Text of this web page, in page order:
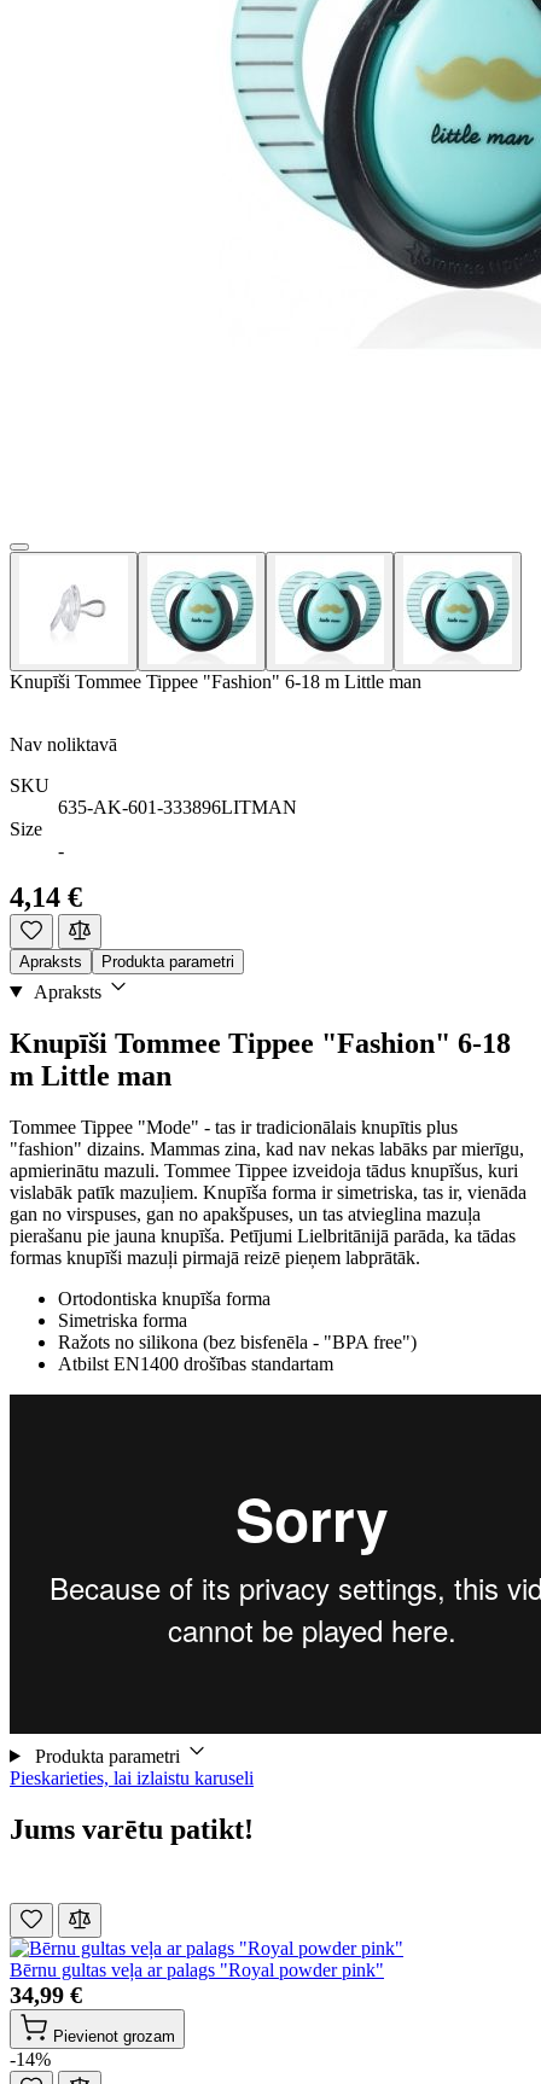
Knupīši Tommee Tippee "Fashion" 6-18 m Little man
Nav noliktavā
SKU
635-AK-601-333896LITMAN
Size
-
4,14 €
Apraksts Produkta parametri
Apraksts
Knupīši Tommee Tippee "Fashion" 6-18
m Little man
Tommee Tippee "Mode" - tas ir tradicionālais knupītis plus
"fashion" dizains. Mammas zina, kad nav nekas labāks par mierīgu,
apmierinātu mazuli. Tommee Tippee izveidoja tādus knupīšus, kuri
vislabāk patīk mazuļiem. Knupīša forma ir simetriska, tas ir, vienāda
gan no virspuses, gan no apakšpuses, un tas atvieglina mazuļa
pierašanu pie jauna knupīša. Petījumi Lielbritānijā parāda, ka tādas
formas knupīši mazuļi pirmajā reizē pieņem labprātāk.
Ortodontiska knupīša forma
Simetriska forma
Ražots no silikona (bez bisfenēla - "BPA free")
Atbilst EN1400 drošības standartam
Produkta parametri
Pieskarieties, lai izlaistu karuseli
Jums varētu patikt!
Bērnu gultas veļa ar palags "Royal powder pink"
34,99 €
Pievienot grozam
-14%